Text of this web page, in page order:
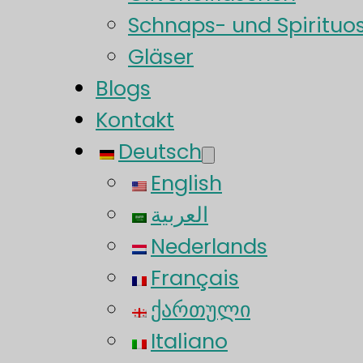
Schnaps- und
Gläser
Blogs
Kontakt
Deutsch
English
العربية
Nederlands
Français
ქართული
Italiano